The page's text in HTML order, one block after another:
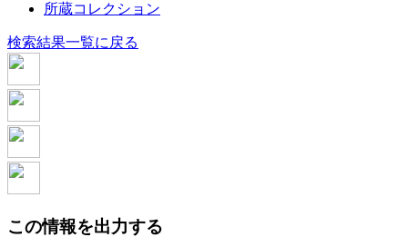
所蔵コレクション
検索結果一覧に戻る
この情報を出力する